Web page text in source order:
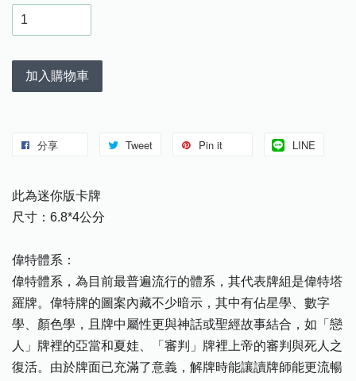
加入購物車
分享 Tweet Pin it LINE
此為迷你版卡牌
尺寸：6.8*4公分
偉特體系：
偉特體系，為目前最普遍流行的體系，其代表牌組是偉特塔
羅牌。偉特牌的圖案內藏不少暗示，其中有佔星學、數字
學、顏色學，且牌中屬性更與神話或聖經故事結合，如「戀
人」牌裡的亞當和夏娃、「審判」牌裡上帝的審判與死人之
復活。由於牌面已充滿了意義，解牌時能讓讀牌師能更流暢